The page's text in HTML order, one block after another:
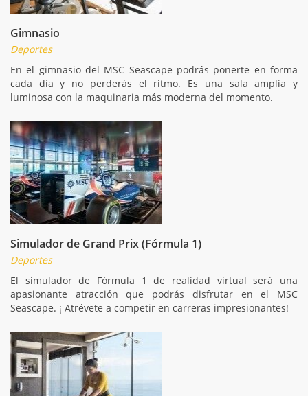
Gimnasio
Deportes
En el gimnasio del MSC Seascape podrás ponerte en forma
cada día y no perderás el ritmo. Es una sala amplia y
luminosa con la maquinaria más moderna del momento.
Simulador de Grand Prix (Fórmula 1)
Deportes
El simulador de Fórmula 1 de realidad virtual será una
apasionante atracción que podrás disfrutar en el MSC
Seascape. ¡ Atrévete a competir en carreras impresionantes!